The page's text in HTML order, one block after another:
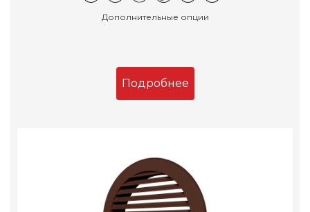
Дополнительные опции
Подробнее